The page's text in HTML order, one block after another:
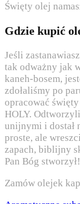
Święty olej
Gdzie kupić
Jeśli
tak odważny jak
kaneh-bosem,
zdołaliśmy po
opracować
HOLY.
unijnymi i dostał
proste, ale
zapach, biblijny
Pan Bóg stworzył!
Zamów olejek